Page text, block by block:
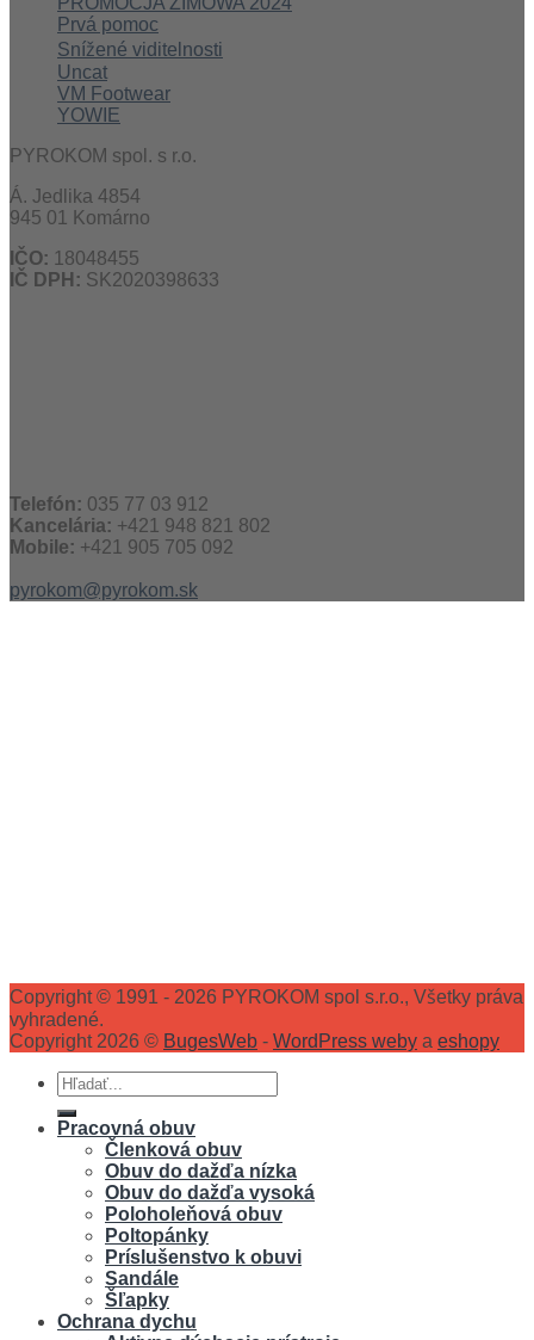
Prvá pomoc
Snížené viditelnosti
Uncat
VM Footwear
YOWIE
PYROKOM spol. s r.o.
Á. Jedlika 4854
945 01 Komárno
IČO: 18048455
IČ DPH: SK2020398633
Telefón: 035 77 03 912
Kancelária: +421 948 821 802
Mobile: +421 905 705 092
pyrokom@pyrokom.sk
Copyright © 1991 - 2026 PYROKOM spol s.r.o., Všetky práva
vyhradené.
Copyright 2026 © BugesWeb - WordPress weby a eshopy
Hľadať:
Pracovná obuv
Členková obuv
Obuv do dažďa nízka
Obuv do dažďa vysoká
Poloholeňová obuv
Poltopánky
Príslušenstvo k obuvi
Sandále
Šľapky
Ochrana dychu